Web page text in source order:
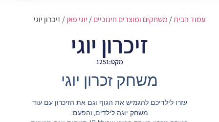
עמוד הבית/משחקים ומוצרים חינוכיים/יוגי פאן/ זיכרון יוגי
זיכרון יוגי
מקט:1251
משחק זכרון יוגי
עזרו לילדיכם להגמיש את הגוף וגם את הזיכרון עם עוד
משחק יוגה לילדים, והפעם: